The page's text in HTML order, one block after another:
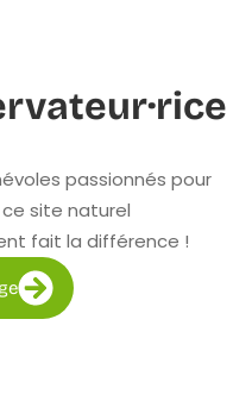
passionnés pour
site naturel
fait la différence !